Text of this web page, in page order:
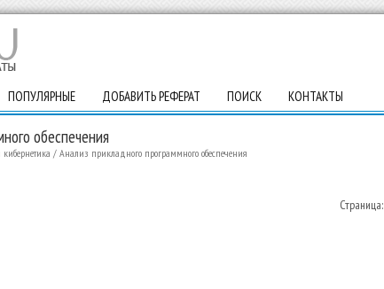
ПОПУЛЯРНЫЕ ДОБАВИТЬ РЕФЕРАТ ПОИСК КОНТАКТЫ
обеспечения
/ Анализ прикладного программного обеспечения
Страница: